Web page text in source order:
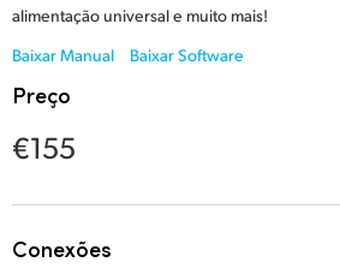
New Zealand
alimentação universal e muito mais!
Baixar Manual
Baixar Software
Preço
€155
Conexões